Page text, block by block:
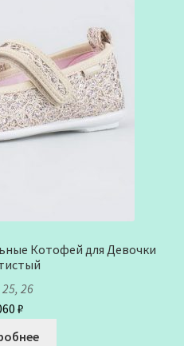
Котофей для Девочки
26
₽